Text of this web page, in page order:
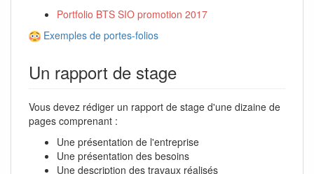
Portfolio BTS SIO promotion 2017
Exemples de portes-folios
Un rapport de stage
Vous devez rédiger un rapport de stage d'une dizaine de
pages comprenant :
Une présentation de l'entreprise
Une présentation des besoins
Une description des travaux réalisés